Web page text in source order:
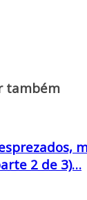
também
2 de 3)…